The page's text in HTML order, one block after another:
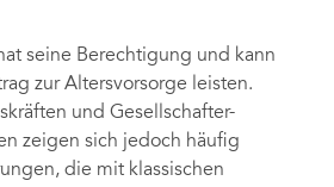
seine Berechtigung und kann
zur Altersvorsorge leisten.
und Gesellschafter-
zeigen sich jedoch häufig
die mit klassischen